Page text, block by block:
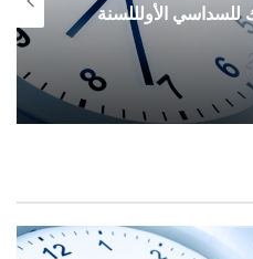
للسداسي الأولللسنة